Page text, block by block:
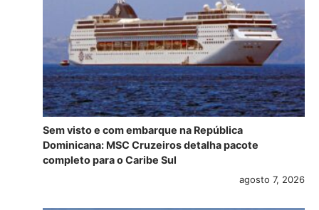
Sem visto e com embarque na República
Dominicana: MSC Cruzeiros detalha pacote
completo para o Caribe Sul
agosto 7, 2026